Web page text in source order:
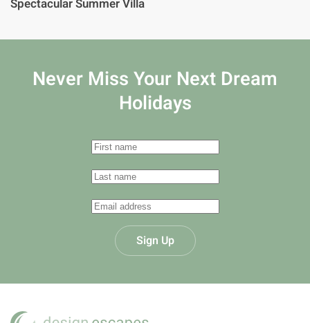
Spectacular Summer Villa
Never Miss Your Next Dream
Holidays
Sign Up